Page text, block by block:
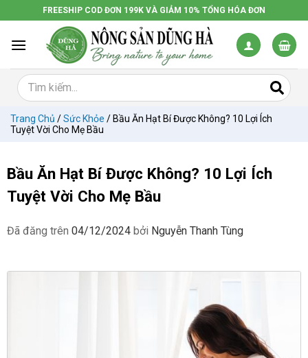
đến
dung
FREESHIP COD ĐƠN 199K VÀ GIẢM 10% TỔNG HÓA ĐƠN
Trang Chủ /Sức Khỏe / Bầu Ăn Hạt Bí Được Không? 10 Lợi Ích
Tuyệt Vời Cho Mẹ Bầu
Bầu Ăn Hạt Bí Được Không? 10 Lợi Ích
Tuyệt Vời Cho Mẹ Bầu
Đã đăng trên 04/12/2024 bởi Nguyễn Thanh Tùng